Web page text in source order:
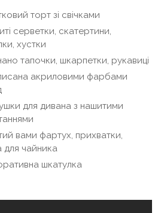
торт зі свічками
серветки, скатертини,
хустки
тапочки, шкарпетки, рукавиці
акриловими фарбами
для дивана з нашитими
вами фартух, прихватки,
для чайника
шкатулка